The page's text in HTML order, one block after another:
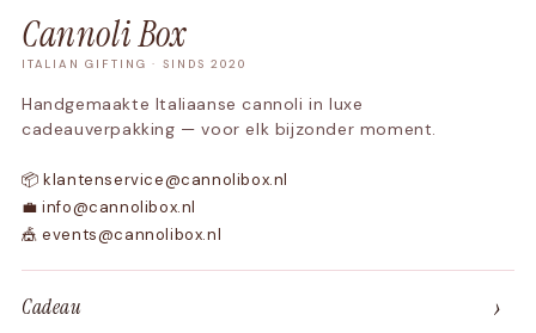
Cannoli Box
ITALIAN GIFTING · SINDS 2020
Handgemaakte Italiaanse cannoli in luxe
cadeauverpakking — voor elk bijzonder moment.
📦 klantenservice@cannolibox.nl
💼 info@cannolibox.nl
🎪 events@cannolibox.nl
Cadeau ›